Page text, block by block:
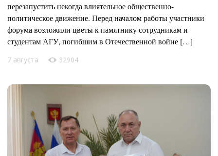
перезапустить некогда влиятельное общественно-
политическое движение. Перед началом работы участники
форума возложили цветы к памятнику сотрудникам и
студентам АГУ, погибшим в Отечественной войне […]
7 августа 32904